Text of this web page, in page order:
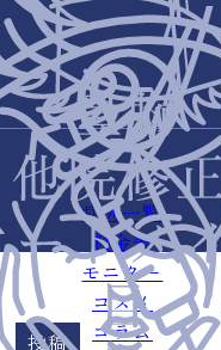
症例一覧
料金表
モニター
コスメ
コラム
投稿